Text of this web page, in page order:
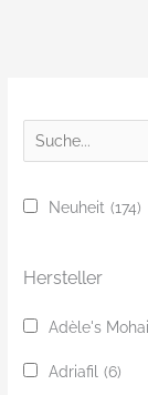
u
Neuheit (174)
Hersteller
Adèle's
Adriafil (6)